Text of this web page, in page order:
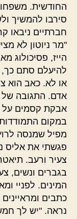
החודשית.
סירבו להמשיך
חברתיים ניבאו
"מר ניוטון לא
הייז, פסיכולוג
להיעלם סתם
או לא. כאב הוא
אדם. התגובה של
אבקת קסמים על
במקום
מפיל שמנסה
פגשתי את אליס
צעיר ורעב.
בגברים ונשים,
המינים. לפניי
כתבים
נראה. "יש לך חמש